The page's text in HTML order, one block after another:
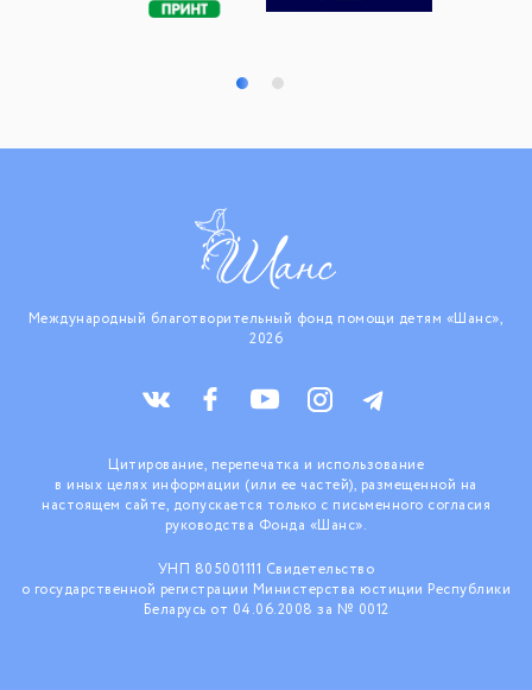
Международный благотворительный фонд помощи детям «Шанс»,
2026
Цитирование, перепечатка и использование
в иных целях информации (или ее частей), размещенной на
настоящем сайте, допускается только с письменного согласия
руководства Фонда «Шанс».
УНП 805001111 Свидетельство
о государственной регистрации Министерства юстиции Республики
Беларусь от 04.06.2008 за № 0012